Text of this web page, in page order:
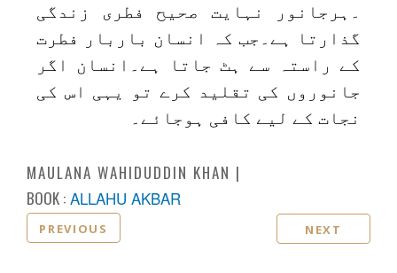
۔ہرجانور نہایت صحیح فطری زندگی
گذارتا ہے۔جب کہ انسان باربار فطرت
کے راستہ سے ہٹ جاتا ہے۔انسان اگر
جانوروں کی تقلید کرے تو یہی اس کی
نجات کے لیے کافی ہوجائے۔
MAULANA WAHIDUDDIN KHAN
BOOK : ALLAHU AKBAR
PREVIOUS NEXT